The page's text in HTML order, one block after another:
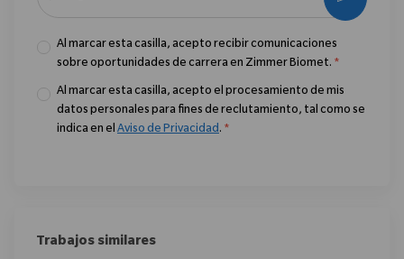
Al marcar esta casilla, acepto recibir comunicaciones
sobre oportunidades de carrera en Zimmer Biomet. *
Al marcar esta casilla, acepto el procesamiento de mis
datos personales para fines de reclutamiento, tal como se
indica en el Aviso de Privacidad. *
Trabajos similares